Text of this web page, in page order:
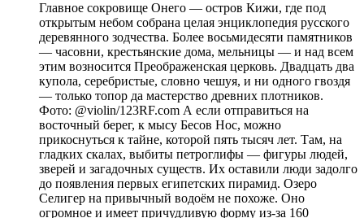
Главное сокровище Онего — остров Кижи, где под
открытым небом собрана целая энциклопедия русского
деревянного зодчества. Более восьмидесяти памятников
— часовни, крестьянские дома, мельницы — и над всем
этим возносится Преображенская церковь. Двадцать два
купола, серебристые, словно чешуя, и ни одного гвоздя
— только топор да мастерство древних плотников.
Фото: @violin/123RF.com А если отправиться на
восточный берег, к мысу Бесов Нос, можно
прикоснуться к тайне, которой пять тысяч лет. Там, на
гладких скалах, выбиты петроглифы — фигуры людей,
зверей и загадочных существ. Их оставили люди задолго
до появления первых египетских пирамид. Озеро
Селигер на привычный водоём не похоже. Оно
огромное и имеет причудливую форму из-за 160